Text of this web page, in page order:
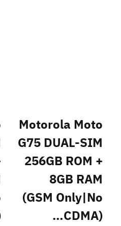
Motorola Moto
G75 DUAL-SIM
256GB ROM +
8GB RAM
(GSM Only|No
CDMA)…